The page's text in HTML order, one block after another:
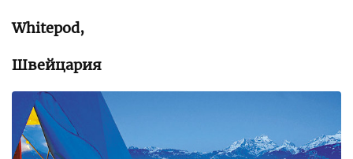
Whitepod,
Швейцария